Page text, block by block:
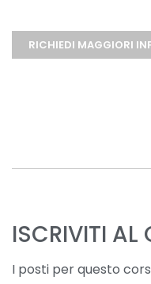
RICHIEDI MAGGIORI
ISCRIVITI AL
I posti per questo